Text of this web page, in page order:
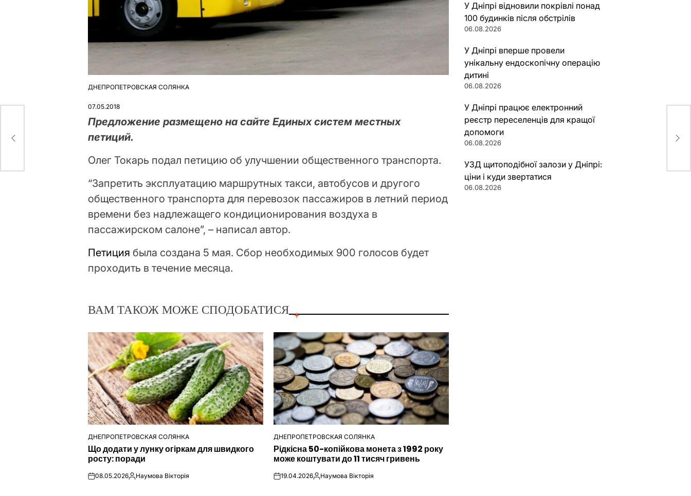
ОПУБЛІКУВАТИ
ДНЕПРОПЕТРОВСКАЯ СОЛЯНКА
07.05.2018
Предложение размещено на сайте Единых систем местных
петиций.
Олег Токарь подал петицию об улучшении общественного транспорта.
“Запретить эксплуатацию маршрутных такси, автобусов и другого
общественного транспорта для перевозок пассажиров в летний период
времени без надлежащего кондиционирования воздуха в
пассажирском салоне”, – написал автор.
Петиция была создана 5 мая. Сбор необходимых 900 голосов будет
проходить в течение месяца.
ВАМ ТАКОЖ МОЖЕ СПОДОБАТИСЯ
ОПУБЛІКУВАТИ
У
ДНЕПРОПЕТРОВСКАЯ СОЛЯНКА
Що додати у лунку огіркам для швидкого
росту: поради
on08.05.2026Опубліковано
Наумова Вікторія
ОПУБЛІКУВАТИ
У
ДНЕПРОПЕТРОВСКАЯ СОЛЯНКА
Рідкісна 50-копійкова монета з 1992 року
може коштувати до 11 тисяч гривень
on19.04.2026Опубліковано
Наумова Вікторія
У Дніпрі відновили покрівлі понад
100 будинків після обстрілів
06.08.2026
У Дніпрі вперше провели
унікальну ендоскопічну операцію
дитині
06.08.2026
У Дніпрі працює електронний
реєстр переселенців для кращої
допомоги
06.08.2026
УЗД щитоподібної залози у Дніпрі:
ціни і куди звертатися
06.08.2026